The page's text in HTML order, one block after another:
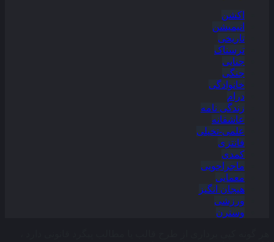
اکشن
انیمیشن
تاریخی
ترسناک
جنایی
جنگی
خانوادگی
درام
زندگی نامه
عاشقانه
علمی-تخیلی
فانتزی
کمدی
ماجراجویی
معمایی
هیجان انگیز
ورزشی
وسترن